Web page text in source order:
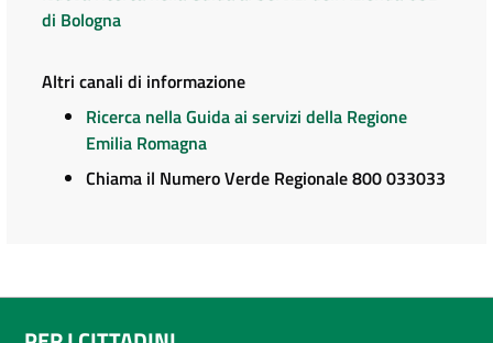
di Bologna
Altri canali di informazione
Ricerca nella Guida ai servizi della Regione
Emilia Romagna
Chiama il Numero Verde Regionale 800 033033